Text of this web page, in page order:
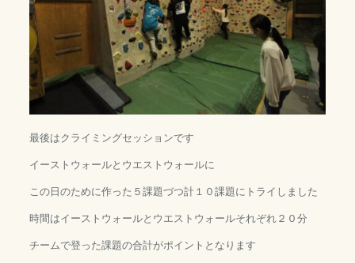
最後はクライミングセッションです
イーストウォールとウエストウォールに
この日のために作った５課題づつ計１０課題にトライしました
時間はイーストウォールとウエストウォールそれぞれ２０分
チームで登った課題の合計がポイントとなります